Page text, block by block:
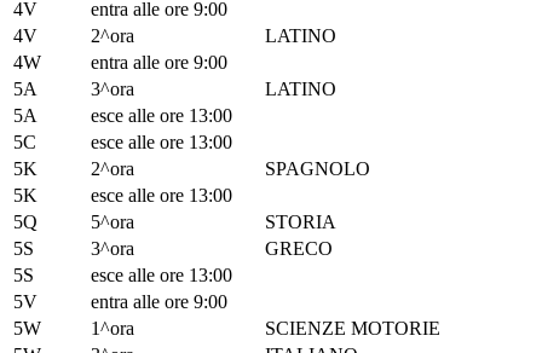
4V
entra alle ore 9:00
4V
2^ora
LATINO
4W
entra alle ore 9:00
5A
3^ora
LATINO
5A
esce alle ore 13:00
5C
esce alle ore 13:00
5K
2^ora
SPAGNOLO
5K
esce alle ore 13:00
5Q
5^ora
STORIA
5S
3^ora
GRECO
5S
esce alle ore 13:00
5V
entra alle ore 9:00
5W
1^ora
SCIENZE MOTORIE